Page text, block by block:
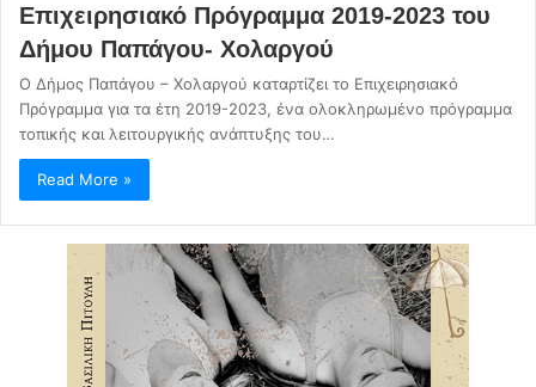
Επιχειρησιακό Πρόγραμμα 2019-2023 του
Δήμου Παπάγου- Χολαργού
Ο Δήμος Παπάγου – Χολαργού καταρτίζει το Επιχειρησιακό
Πρόγραμμα για τα έτη 2019-2023, ένα ολοκληρωμένο πρόγραμμα
τοπικής και λειτουργικής ανάπτυξης του…
Read More »